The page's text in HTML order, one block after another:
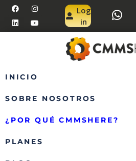
Log
in
INICIO
SOBRE NOSOTROS
¿POR QUÉ CMMSHERE?
PLANES